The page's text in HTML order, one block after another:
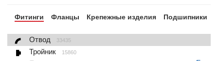
Фитинги Фланцы Крепежные изделия Подшипники
Отвод 33435
Тройник 15860